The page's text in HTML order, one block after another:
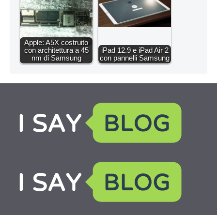
Apple: A5X costruito
con architettura a 45
nm di Samsung
iPad 12.9 e iPad Air 2
con pannelli Samsung